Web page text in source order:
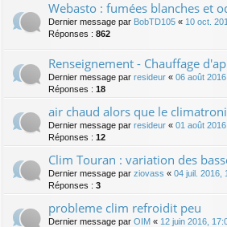
Webasto : fumées blanches et
Dernier message par BobTD105 « 10 oct.
Réponses : 862
Renseignement - Chauffage
Dernier message par resideur « 06 août
Réponses : 18
air chaud alors que le
Dernier message par resideur « 01 août
Réponses : 12
Clim Touran : variation des
Dernier message par ziovass « 04 juil. 2016,
Réponses : 3
probleme clim refroidit peu
Dernier message par OIM « 12 juin 2016,